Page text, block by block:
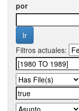
por
Filtros actuales: